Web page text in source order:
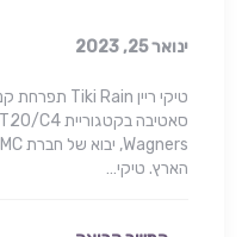
ינואר 25, 2023
הארץ. טיקי…